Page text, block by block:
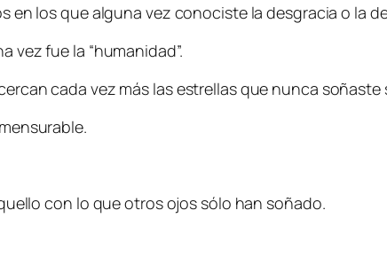
en los que alguna vez conociste la desgracia o la
vez fue la “humanidad”.
cada vez más las estrellas que nunca
con lo que otros ojos sólo han soñado.